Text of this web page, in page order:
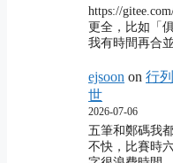
https://
更全，比如「
我有時間再合
ejsoon on 行
世
2026-07-06
五筆和鄭碼我
不快，比賽時